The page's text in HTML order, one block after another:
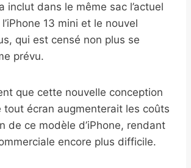
inclut dans le même sac l’actuel
13 mini et le nouvel
qui est censé non plus se
prévu.
que cette nouvelle conception
tout écran augmenterait les coûts
de ce modèle d’iPhone, rendant
encore plus difficile.